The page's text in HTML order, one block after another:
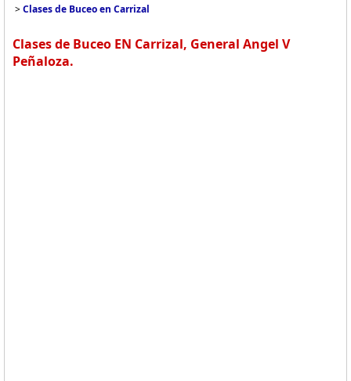
>Clases de Buceo en Carrizal
Clases de Buceo EN Carrizal, General Angel V
Peñaloza.